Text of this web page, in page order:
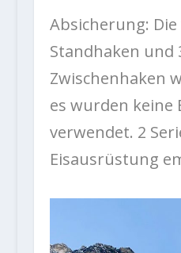
Absicherung:
Standhaken und
Zwischenhaken
es wurden keine
verwendet. 2
Eisausrüstung